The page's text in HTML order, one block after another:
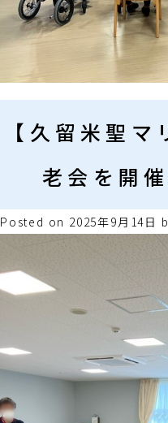
【久留米聖
老会を開
Posted on 2025年9月14日